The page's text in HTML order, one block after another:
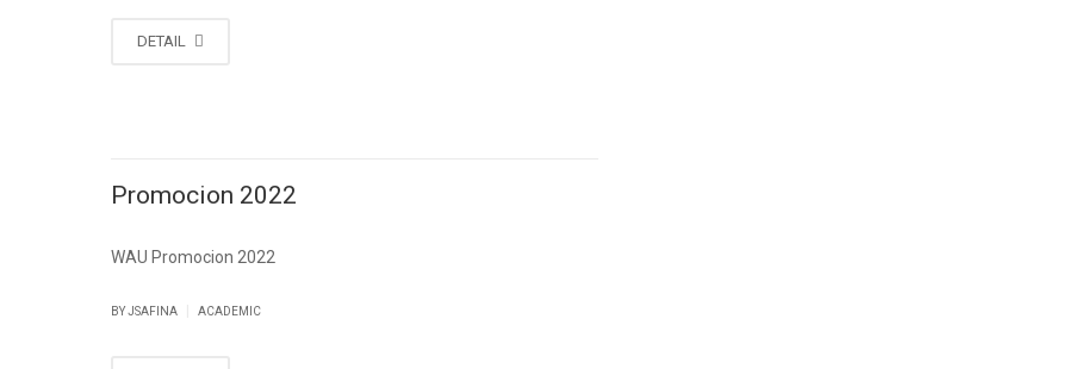
DETAIL
Promocion 2022
WAU Promocion 2022
BYJSAFINA ACADEMIC